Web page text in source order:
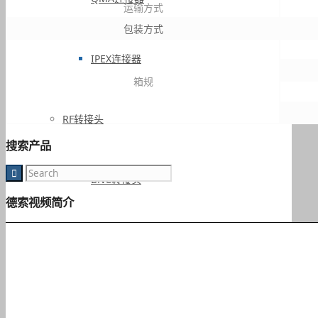
IPEX连接器
RF转接头
BNC转接头
运输方式
包装方式
箱规
搜索产品
德索视频简介